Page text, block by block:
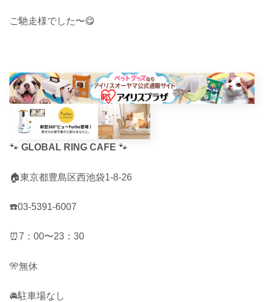
ご馳走様でした〜😋
🐾 GLOBAL RING CAFE 🐾
🏠東京都豊島区西池袋1-8-26
☎️03-5391-6007
⏰7：00〜23：30
🎌無休
🚘駐車場なし